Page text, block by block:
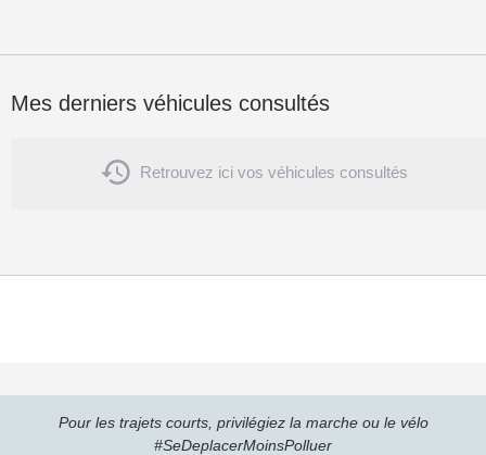
Mes derniers véhicules consultés
 Retrouvez ici vos véhicules consultés
Pour les trajets courts, privilégiez la marche ou le vélo
#SeDeplacerMoinsPolluer